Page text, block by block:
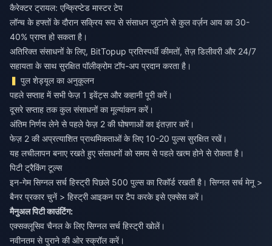
कैरेक्टर ट्रायल: एन्क्रिप्टेड मास्टर टेप
लॉन्च के हफ्तों के दौरान सक्रिय रूप से संसाधन जुटाने से कुल वर्ज़न आय का 30-
40% प्राप्त हो सकता है।
अतिरिक्त संसाधनों के लिए, BitTopup प्रतिस्पर्धी कीमतों, तेज़ डिलीवरी और 24/7
सहायता के साथ सुरक्षित पॉलीक्रोम टॉप-अप प्रदान करता है।
पुल शेड्यूल का अनुकूलन
पहले सप्ताह में सभी फेज़ 1 इवेंट्स और कहानी पूरी करें।
दूसरे सप्ताह तक कुल संसाधनों का मूल्यांकन करें।
अंतिम निर्णय लेने से पहले फेज़ 2 की घोषणाओं का इंतज़ार करें।
फेज़ 2 की अप्रत्याशित प्राथमिकताओं के लिए 10-20 पुल्स सुरक्षित रखें।
यह लचीलापन बनाए रखते हुए संसाधनों को समय से पहले खत्म होने से रोकता है।
पिटी ट्रैकिंग टूल्स
इन-गेम सिग्नल सर्च हिस्ट्री पिछले 500 पुल्स का रिकॉर्ड रखती है। सिग्नल सर्च मेनू >
बैनर प्रकार चुनें > हिस्ट्री आइकन पर टैप करके इसे एक्सेस करें।
मैनुअल पिटी काउंटिंग:
एक्सक्लूसिव चैनल के लिए सिग्नल सर्च हिस्ट्री खोलें।
नवीनतम से पुराने की ओर स्क्रॉल करें।